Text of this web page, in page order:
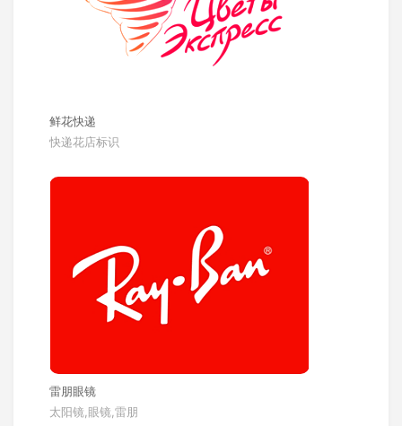
鲜花快递
快递花店标识
雷朋眼镜
太阳镜,眼镜,雷朋